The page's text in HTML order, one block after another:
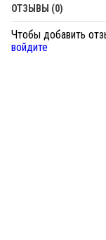
ОТЗЫВЫ (0)
Чтобы добавить
войдите